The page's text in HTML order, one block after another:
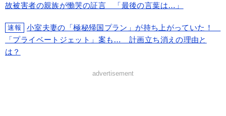
故被害者の親族が慟哭の証言 「最後の言葉は…」
速報
小室夫妻の「極秘帰国プラン」が持ち上がっていた！
「プライベートジェット」案も… 計画立ち消えの理由と
は？
advertisement